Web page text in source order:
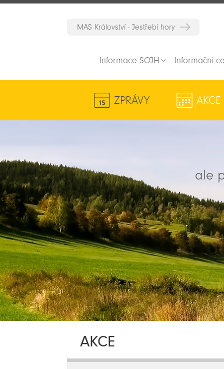
MAS Království - Jestřebí hory
Informace SOJH Informační
ZPRÁVY AKCE
ale
AKCE